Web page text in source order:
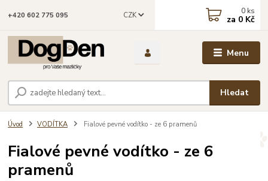
Menu
CZK
Hledat
+420 602 775 095 0 ks
za 0 Kč
Úvod VODÍTKA Fialové pevné vodítko - ze 6 pramenů
Fialové pevné vodítko - ze 6
pramenů